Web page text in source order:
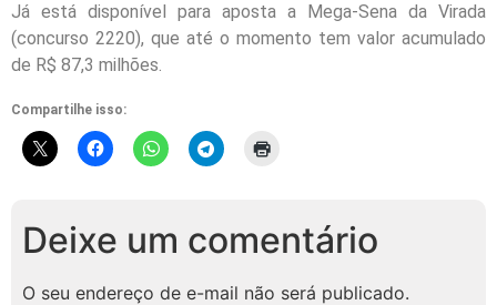
Já está disponível para aposta a Mega-Sena da Virada
(concurso 2220), que até o momento tem valor acumulado
de R$ 87,3 milhões.
Compartilhe isso:
Deixe um comentário
O seu endereço de e-mail não será publicado.